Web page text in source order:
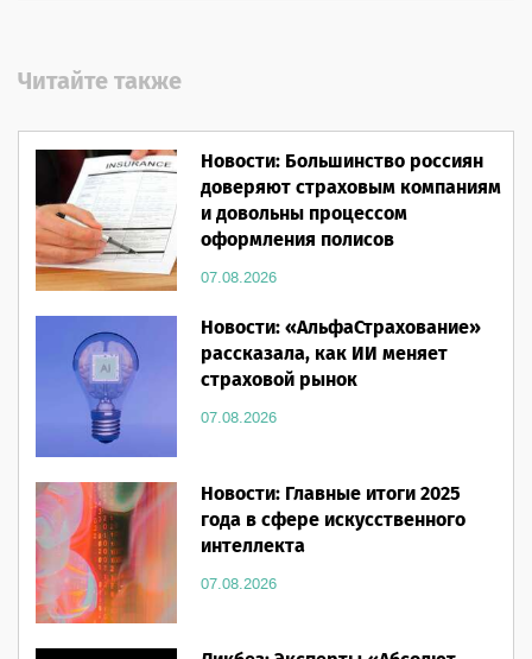
Читайте также
Новости: Большинство россиян
доверяют страховым компаниям
и довольны процессом
оформления полисов
07.08.2026
Новости: «АльфаСтрахование»
рассказала, как ИИ меняет
страховой рынок
07.08.2026
Новости: Главные итоги 2025
года в сфере искусственного
интеллекта
07.08.2026